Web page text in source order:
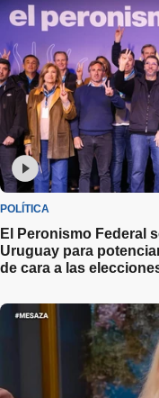
POLÍTICA
El Peronismo Federal
Uruguay para
de cara a las